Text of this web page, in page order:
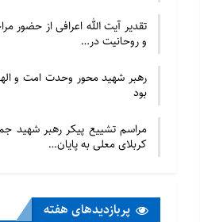
تقدیر آیت الله اعرافی از حضور
و روحانیت در…
رهبر شهید محور وحدت امت و
بود
مراسم تشییع پیکر رهبر شهید
کربلای معلی به پایان…
پربازدید‌های هفته